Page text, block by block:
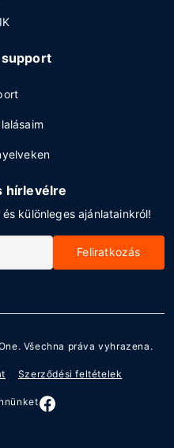
support
hírlevélre
különleges ajánlatainkról!
Feliratkozás
. Všechna práva vyhrazena.
Szerződési feltételek